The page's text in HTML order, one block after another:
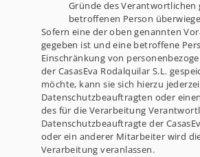
Gründe des Verantwortlichen
betroffenen Person
Sofern eine der oben genannten
gegeben ist und eine betroffene
Einschränkung von
der CasasEva Rodalquilar S.L.
möchte, kann sie sich hierzu
Datenschutzbeauftragten oder
des für die Verarbeitung
Datenschutzbeauftragte der
oder ein anderer Mitarbeiter wird
Verarbeitung veranlassen.